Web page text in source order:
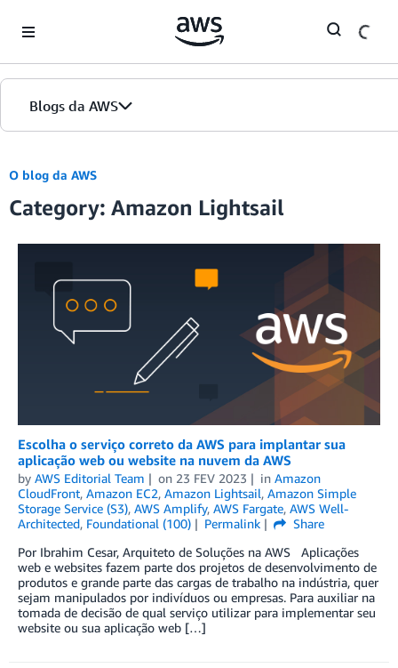
Blogs da AWS
Página inicial
Edições
O blog da AWS
Category: Amazon Lightsail
Escolha o serviço correto da AWS para implantar sua
aplicação web ou website na nuvem da AWS
by AWS Editorial Team on 23 FEV 2023 in Amazon
CloudFront, Amazon EC2, Amazon Lightsail, Amazon Simple
Storage Service (S3), AWS Amplify, AWS Fargate, AWS Well-
Architected, Foundational (100) Permalink
Share
Por Ibrahim Cesar, Arquiteto de Soluções na AWS Aplicações
web e websites fazem parte dos projetos de desenvolvimento de
produtos e grande parte das cargas de trabalho na indústria, quer
sejam manipulados por indivíduos ou empresas. Para auxiliar na
tomada de decisão de qual serviço utilizar para implementar seu
website ou sua aplicação web […]